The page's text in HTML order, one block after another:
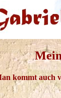
kommt auch